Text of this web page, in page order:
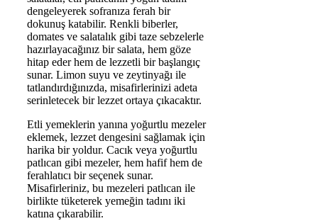
dengeleyerek sofranıza ferah bir
dokunuş katabilir. Renkli biberler,
domates ve salatalık gibi taze sebzelerle
hazırlayacağınız bir salata, hem göze
hitap eder hem de lezzetli bir başlangıç
sunar. Limon suyu ve zeytinyağı ile
tatlandırdığınızda, misafirlerinizi adeta
serinletecek bir lezzet ortaya çıkacaktır.
Etli yemeklerin yanına yoğurtlu mezeler
eklemek, lezzet dengesini sağlamak için
harika bir yoldur. Cacık veya yoğurtlu
patlıcan gibi mezeler, hem hafif hem de
ferahlatıcı bir seçenek sunar.
Misafirleriniz, bu mezeleri patlıcan ile
birlikte tüketerek yemeğin tadını iki
katına çıkarabilir.